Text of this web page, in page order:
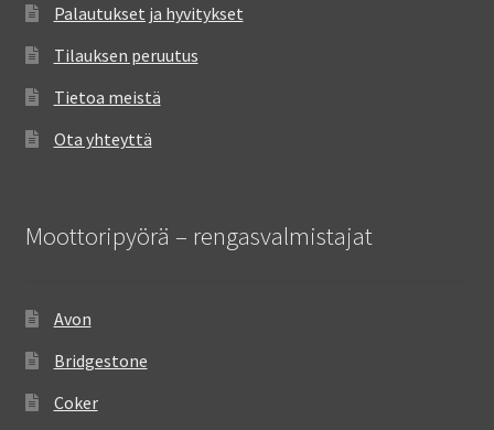
Palautukset ja hyvitykset
Tilauksen peruutus
Tietoa meistä
Ota yhteyttä
Moottoripyörä – rengasvalmistajat
Avon
Bridgestone
Coker